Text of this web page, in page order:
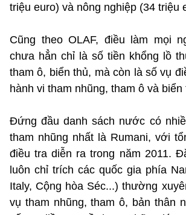
triệu euro) và nông nghiệp (34 triệu
Cũng theo OLAF, điều làm mọi
chưa hẳn chỉ là số tiền khổng lồ
tham ô, biển thủ, mà còn là số vụ
hành vi tham nhũng, tham ô và biển
Đứng đầu danh sách nước có
tham nhũng nhất là Rumani, với
điều tra diễn ra trong năm 2011.
luôn chỉ trích các quốc gia phía
Italy, Cộng hòa Séc...) thường
vụ tham nhũng, tham ô, bản thân